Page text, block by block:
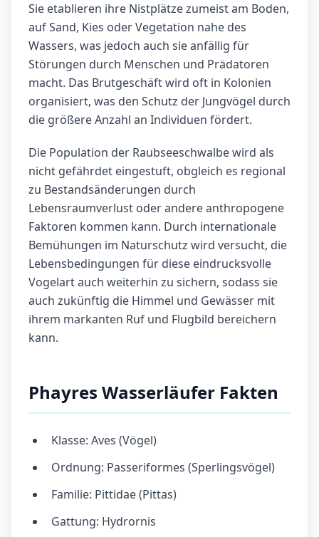
Sie etablieren ihre Nistplätze zumeist am Boden,
auf Sand, Kies oder Vegetation nahe des
Wassers, was jedoch auch sie anfällig für
Störungen durch Menschen und Prädatoren
macht. Das Brutgeschäft wird oft in Kolonien
organisiert, was den Schutz der Jungvögel durch
die größere Anzahl an Individuen fördert.
Die Population der Raubseeschwalbe wird als
nicht gefährdet eingestuft, obgleich es regional
zu Bestandsänderungen durch
Lebensraumverlust oder andere anthropogene
Faktoren kommen kann. Durch internationale
Bemühungen im Naturschutz wird versucht, die
Lebensbedingungen für diese eindrucksvolle
Vogelart auch weiterhin zu sichern, sodass sie
auch zukünftig die Himmel und Gewässer mit
ihrem markanten Ruf und Flugbild bereichern
kann.
Phayres Wasserläufer Fakten
Klasse: Aves (Vögel)
Ordnung: Passeriformes (Sperlingsvögel)
Familie: Pittidae (Pittas)
Gattung: Hydrornis